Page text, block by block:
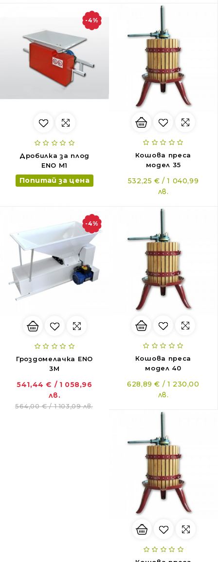
-4%
Дробилка за плод
ENO M1
Попитай за цена
Кошова преса
модел 35
532,25 € / 1 040,99
лв.
-4%
Гроздомелачка ENO
3M
541,44 € / 1 058,96
лв.
564,00 € / 1 103,09 лв.
Кошова преса
модел 40
628,89 € / 1 230,00
лв.